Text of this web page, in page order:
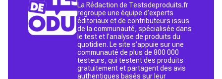
La Rédaction de Testsdeproduits.fr
regroupe une équipe d’experts
éditoriaux et de contributeurs issus
de la communauté, spécialisée dans
le test et l’analyse de produits du
quotidien. Le site s’appuie sur une
communauté de plus de 800 000
testeurs, qui testent des produits
gratuitement et partagent des avis
authentiques basés sur leur